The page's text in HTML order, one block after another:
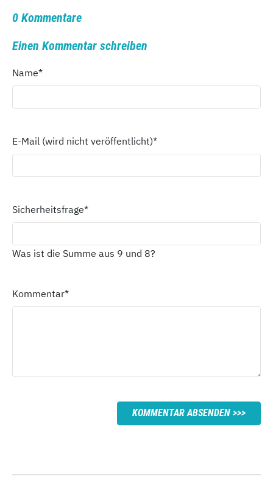
0 Kommentare
Einen Kommentar schreiben
Name*
E-Mail (wird nicht veröffentlicht)*
Sicherheitsfrage*
Was ist die Summe aus 9 und 8?
Kommentar*
KOMMENTAR ABSENDEN